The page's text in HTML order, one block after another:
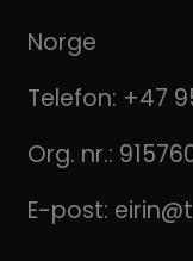
Norge
Telefon: +47
Org. nr.:
E-post: